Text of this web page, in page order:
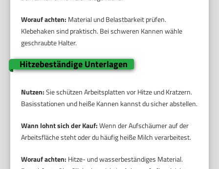
Worauf achten: Material und Belastbarkeit prüfen.
Klebehaken sind praktisch. Bei schweren Kannen wähle
geschraubte Halter.
Hitzebeständige Unterlagen
Nutzen:Sie schützen Arbeitsplatten vor Hitze und Kratzern.
Basisstationen und heiße Kannen kannst du sicher abstellen.
Wann lohnt sich der Kauf:Wenn der Aufschäumer auf der
Arbeitsfläche steht oder du häufig heiße Milch verarbeitest.
Worauf achten: Hitze- und wasserbeständiges Material.